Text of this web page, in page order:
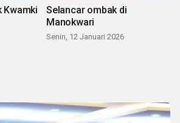
Kwamki
Selancar ombak di
Manokwari
Senin, 12 Januari 2026